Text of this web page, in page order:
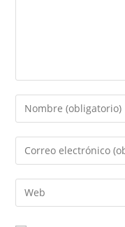
Introduce
tu
nombre
o
nombre
de
Introduce
tu
dirección
de
Introduce
la